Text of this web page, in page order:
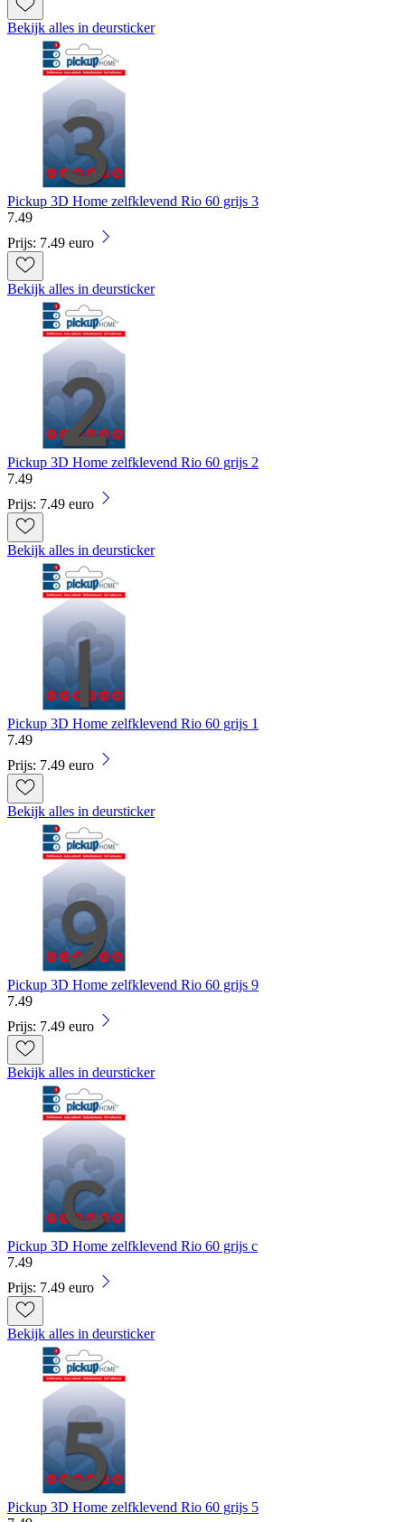
Bekijk alles in deursticker
Pickup 3D Home zelfklevend Rio 60 grijs 3
7.49
Prijs: 7.49 euro
Bekijk alles in deursticker
Pickup 3D Home zelfklevend Rio 60 grijs 2
7.49
Prijs: 7.49 euro
Bekijk alles in deursticker
Pickup 3D Home zelfklevend Rio 60 grijs 1
7.49
Prijs: 7.49 euro
Bekijk alles in deursticker
Pickup 3D Home zelfklevend Rio 60 grijs 9
7.49
Prijs: 7.49 euro
Bekijk alles in deursticker
Pickup 3D Home zelfklevend Rio 60 grijs c
7.49
Prijs: 7.49 euro
Bekijk alles in deursticker
Pickup 3D Home zelfklevend Rio 60 grijs 5